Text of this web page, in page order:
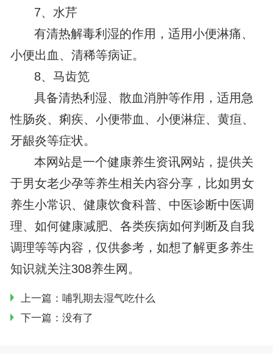
7、水芹
有清热解毒利湿的作用，适用小便淋痛、
小便出血、清稀等病证。
8、马齿笕
具备清热利湿、散血消肿等作用，适用急
性肠炎、痢疾、小便带血、小便淋症、黄疸、
牙龈炎等症状。
本网站是一个健康养生资讯网站，提供关
于男女老少孕等养生相关内容分享，比如男女
养生小常识、健康饮食科普、中医诊断中医调
理、如何健康减肥、各类疾病如何判断及自我
调理等等内容，仅供参考，如想了解更多养生
知识就关注308养生网。
上一篇： 哺乳期去湿气吃什么
下一篇：没有了